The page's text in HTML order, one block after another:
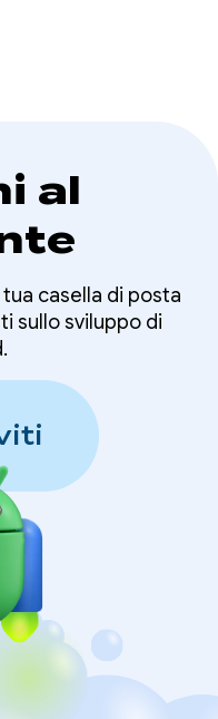
al
casella di posta
sullo sviluppo di